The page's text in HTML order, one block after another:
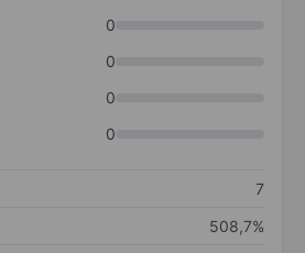
0
0
0
0
7
508,7%